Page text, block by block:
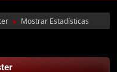
► Mostrar Estadísticas